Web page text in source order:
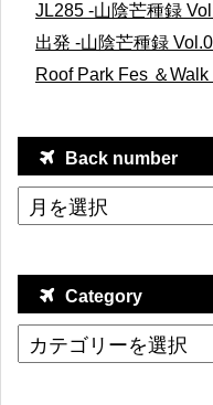
JL285 -山陰芒種録
出発 -山陰芒種録
Roof Park Fes ＆
Back number
Category